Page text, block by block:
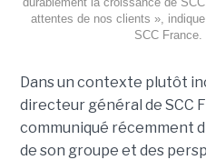
attentes de nos clients »,
SCC France.
Dans un contexte plutôt
directeur général de SCC
communiqué récemment
de son groupe et des